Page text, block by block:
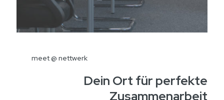
meet @ nettwerk
Dein Ort für perfekte
Zusammenarbeit